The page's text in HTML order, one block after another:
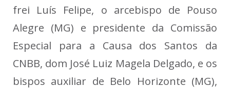
frei Luís Felipe, o arcebispo de Pouso
Alegre (MG) e presidente da Comissão
Especial para a Causa dos Santos da
CNBB, dom José Luiz Magela Delgado, e os
bispos auxiliar de Belo Horizonte (MG),